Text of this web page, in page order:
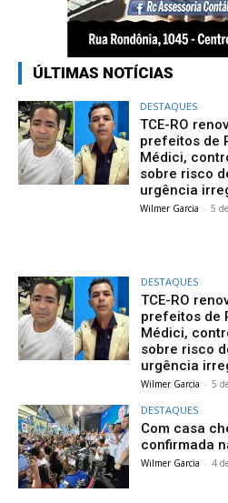
ÚLTIMAS NOTÍCIAS
DESTAQUES
TCE-RO
prefeitos de
Médici,
sobre risco
urgência
Wilmer Garcia - 5
DESTAQUES
TCE-RO
prefeitos de
Médici,
sobre risco
urgência
Wilmer Garcia - 5
DESTAQUES
Com casa
confirmada
Wilmer Garcia - 4